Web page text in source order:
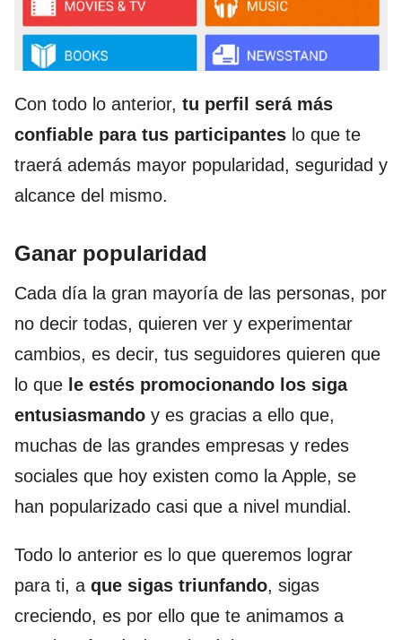
Con todo lo anterior, tu perfil será más
confiable para tus participantes lo que te
traerá además mayor popularidad, seguridad y
alcance del mismo.
Ganar popularidad
Cada día la gran mayoría de las personas, por
no decir todas, quieren ver y experimentar
cambios, es decir, tus seguidores quieren que
lo que le estés promocionando los siga
entusiasmando y es gracias a ello que,
muchas de las grandes empresas y redes
sociales que hoy existen como la Apple, se
han popularizado casi que a nivel mundial.
Todo lo anterior es lo que queremos lograr
para ti, a que sigas triunfando, sigas
creciendo, es por ello que te animamos a